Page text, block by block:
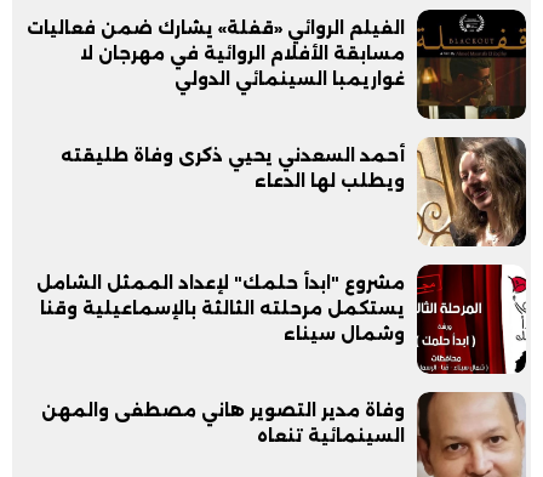
الفيلم الروائي «قفلة» يشارك ضمن فعاليات
مسابقة الأفلام الروائية في مهرجان لا
غواريمبا السينمائي الدولي
أحمد السعدني يحيي ذكرى وفاة طليقته
ويطلب لها الدعاء
مشروع "ابدأ حلمك" لإعداد الممثل الشامل
يستكمل مرحلته الثالثة بالإسماعيلية وقنا
وشمال سيناء
وفاة مدير التصوير هاني مصطفى والمهن
السينمائية تنعاه